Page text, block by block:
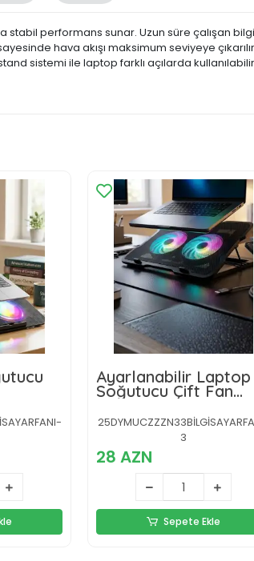
stabil performans sunar. Uzun süre çalışan
hava akışı maksimum seviyeye
sistemi ile laptop farklı açılarda
Ayarlanabilir Laptop
Soğutucu Çift Fan
RGB Işıklı Sessiz
Çalışan
3
28 AZN
Sepete Ekle